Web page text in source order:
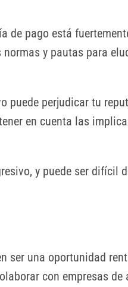
de pago está
y pautas para
puede perjudicar tu
en cuenta las
y puede ser difícil
ser una oportunidad
con empresas de